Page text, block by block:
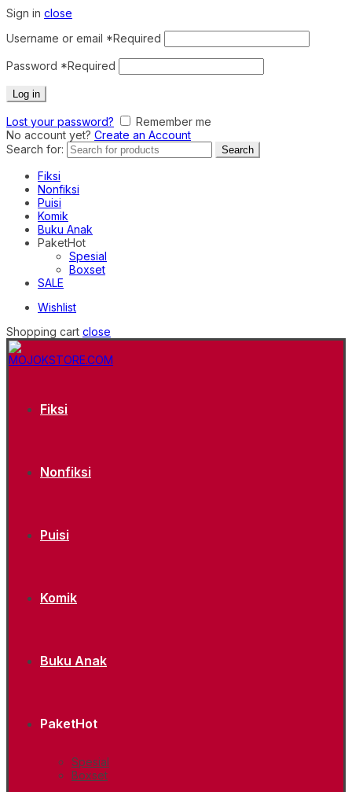
Sign in close
Username or email *Required
Password *Required
Log in
Lost your password?
Remember me
No account yet? Create an Account
Search for:
Search
Fiksi
Nonfiksi
Puisi
Komik
Buku Anak
PaketHot
Spesial
Boxset
SALE
Wishlist
Shopping cart close
Fiksi
Nonfiksi
Puisi
Komik
Buku Anak
PaketHot
Spesial
Boxset